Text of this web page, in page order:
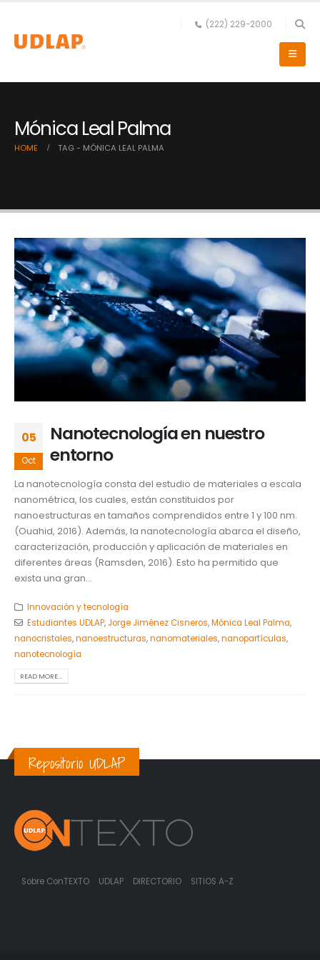
(222) 229-2000
Mónica Leal Palma
HOME TAG - MÓNICA LEAL PALMA
05
Oct
Nanotecnología en nuestro
entorno
La nanotecnología consta del estudio de materiales a escala
nanométrica, los cuales, están constituidos por
nanoestructuras en tamaños comprendidos entre 1 y 100 nm.
(Ouahid, 2016). Además, la nanotecnología abarca el diseño,
caracterización, producción y aplicación de materiales en
diferentes áreas (Ramsden, 2016). Esto ha permitido que
exista una gran...
Innovación y tecnología
Estudiantes UDLAP, Jorge Jiménez Cisneros,Mónica Leal Palma,
nanocristales,nanoestructuras,nanomateriales,nanopartículas,
nanotecnología
READ MORE...
Repositorio UDLAP
Sobre ConTEXTO UDLAP DIRECTORIO SITIOS A-Z